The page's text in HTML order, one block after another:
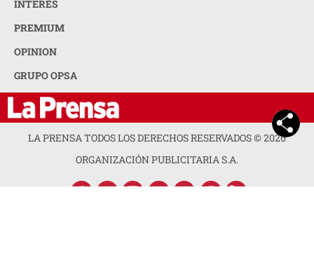
INTERÉS
PREMIUM
OPINION
GRUPO OPSA
LA PRENSA TODOS LOS DERECHOS RESERVADOS ©2026
ORGANIZACIÓN PUBLICITARIA S.A.